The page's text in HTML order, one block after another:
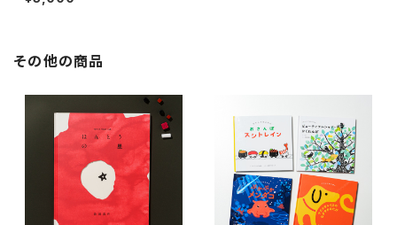
その他の商品